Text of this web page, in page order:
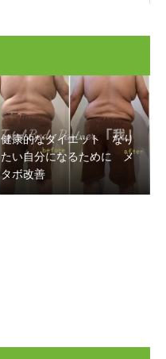
健康的なダイエット なり
たい自分になるために メ
タボ改善